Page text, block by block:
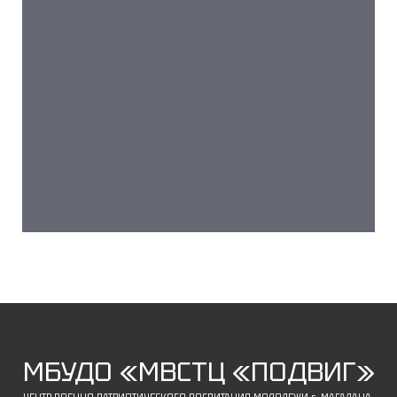
МБУДО «МВСТЦ «ПОДВИГ»